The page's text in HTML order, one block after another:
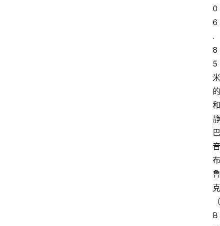
0
6
.
8
5
米
的
和
静
巴
音
布
鲁
克
（
B